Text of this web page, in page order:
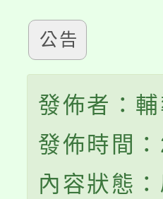
公告
發佈者：
發佈時間
內容狀態